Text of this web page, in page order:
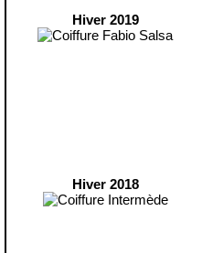
Hiver 2019
Hiver 2018